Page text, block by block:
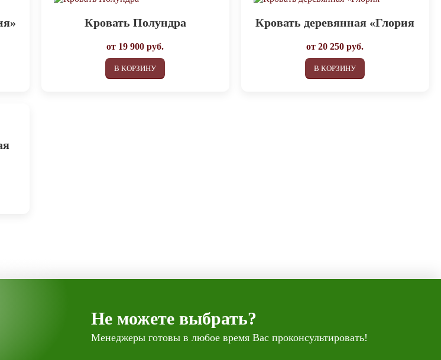
Кровать Полундра
от 19 900 руб.
В КОРЗИНУ
Кровать деревянная «Глория
от20 250 руб.
В КОРЗИНУ
Не можете выбрать?
Менеджеры готовы в любое время Вас проконсультировать!